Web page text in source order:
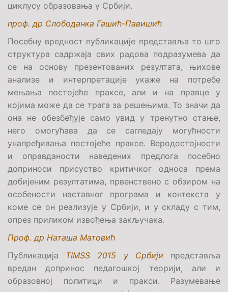
циклусу образовања у Србији.
проф. др Слободанка Гашић-Павишић
Посебну вредност публикације представља то што
структура садржаја свих радова подразумева да
се на основу презентованих резултата, њихове
анализе и интерпретације укаже на потребе
мењања постојеће праксе, али и на правце у
којима може да се трага за решењима. То значи да
она не обезбеђује само увид у тренутно стање,
него омогућава да се сагледају могућности
унапређивања постојеће праксе. Веродостојности
и оправданости наведених предлога посебно
доприноси присуство критичког односа према
добијеним резултатима, првенствено с обзиром на
особености наставног програма и контекста у
коме се он реализује у Србији, и у складу с тим,
опрез приликом извођења закључака.
Проф. др Наташа Матовић
Публикација TIMSS 2015 у Србији представља
вредан допринос педагошкој теорији, али и
образовној политици и пракси. Разумевање